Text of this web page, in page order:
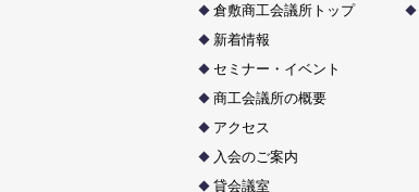
倉敷商工会議所トップ
新着情報
セミナー・イベント
商工会議所の概要
アクセス
入会のご案内
貸会議室